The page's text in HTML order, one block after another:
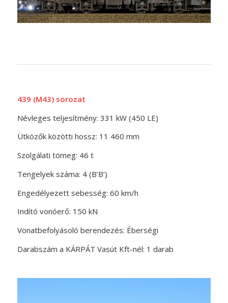
439 (M43) sorozat
Névleges teljesítmény: 331 kW (450 LE)
Ütközők közötti hossz: 11 460 mm
Szolgálati tömeg: 46 t
Tengelyek száma: 4 (B’B’)
Engedélyezett sebesség: 60 km/h
Indító vonóerő: 150 kN
Vonatbefolyásoló berendezés: Éberségi
Darabszám a KÁRPÁT Vasút Kft-nél: 1 darab